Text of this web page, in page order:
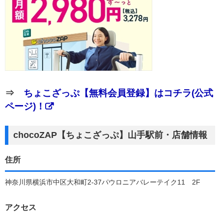
⇒ ちょこざっぷ【無料会員登録】はコチラ(公式
ページ)！
chocoZAP【ちょこざっぷ】山手駅前・店舗情報
住所
神奈川県横浜市中区大和町2-37パウロニアバレーテイク11 2F
アクセス